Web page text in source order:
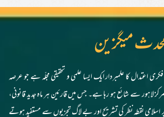
میگزین
اعتدال کا علمبردار ایک ایسا علمی و تحقیقی مجلّہ ہے جو عرصہ
سے شائع ہو رہا ہے۔ جس میں قارئین ہر ماہ جدید قانونی،
اسلامی نقطہ نظر کی تشریح اور بے لاگ تجزیوں سے مستفید ہوتے